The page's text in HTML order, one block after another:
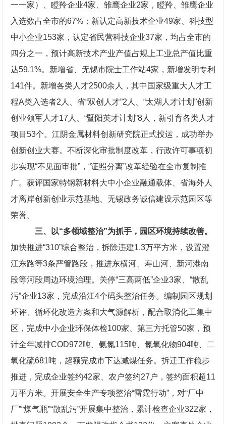
一一家）、瞪羚企业4家、雏鹰企业2家，瞪羚、雏鹰企业
入选数占全市的67%；新认定高新技术企业49家、科技型
中小企业153家，认定省民营科技企业37家，均占全市的
四分之一，预计高新技术产业产值占规上工业总产值比重
达59.1%。新增省、无锡市院士工作站4家，新增发明专利
141件。新增各类人才2500余人，其中国家级重大人才工
程A类入选者2人、省“双创人才”2人、“太湖人才计划”创新
创业领军人才17人、“暨阳英才计划”8人，新引育各类人才
项目53个。江阴金属材料创新研究院正式投运，成功举办
创新创业大赛。不断深化审批制度改革，行政许可事项初
步实现“不见面审批”，“证照分离”改革经验在全市复制推
广。获评国家特钢新材料大中小企业融通载体、省海外人
才离岸创新创业示范基地、无锡政务诚信建设示范园区等
荣誉。
三、以“多领域整治”为抓手，园区环境持续改善。
加快推进“310”综合整治，拆除违建1.3万平方米，设置澄
江东路等3条严管路段，推进东横河、寿山河、新河港南
段等河段周边环境治理。关停“三高两低”企业3家、“散乱
污”企业13家，完成沿江4个码头整治任务。编制园区规划
环评、循环化改造方案和大气源解析，配合取消化工集中
区，完成中小企业环保体检100家、第三方托管50家，预
计全年减排COD972吨、氨氮115吨、氮氧化物904吨、二
氧化硫681吨，超额完成市下达减煤任务。拆迁工作稳步
推进，完成企业签约42家、农户签约27户，签约面积超11
万平方米。开展安全生产专项整治“雷霆行动”，对“厂中
厂”“煤气瓶”“散乱污”开展集中整治，累计检查企业322家，